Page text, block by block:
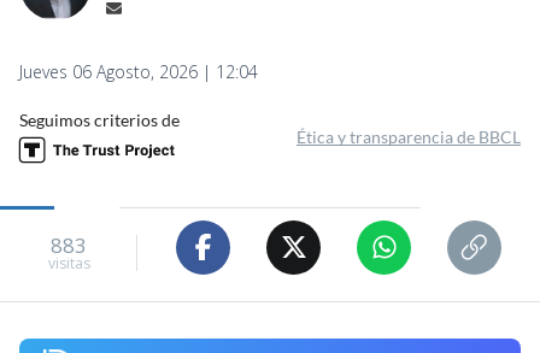
Jueves 06 Agosto, 2026 | 12:04
Seguimos criterios de
Ética y transparencia de BBCL
883
visitas